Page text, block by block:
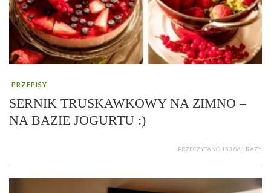
PRZEPISY
SERNIK TRUSKAWKOWY NA ZIMNO –
NA BAZIE JOGURTU :)
PRZECZYTANO 153 861 RAZY